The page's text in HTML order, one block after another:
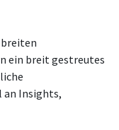
breiten
ein breit gestreutes
an Insights,